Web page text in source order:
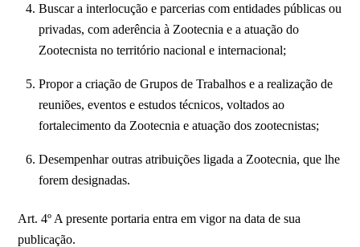
Buscar a interlocução e parcerias com entidades públicas ou
privadas, com aderência à Zootecnia e a atuação do
Zootecnista no território nacional e internacional;
Propor a criação de Grupos de Trabalhos e a realização de
reuniões, eventos e estudos técnicos, voltados ao
fortalecimento da Zootecnia e atuação dos zootecnistas;
Desempenhar outras atribuições ligada a Zootecnia, que lhe
forem designadas.
Art. 4º A presente portaria entra em vigor na data de sua
publicação.